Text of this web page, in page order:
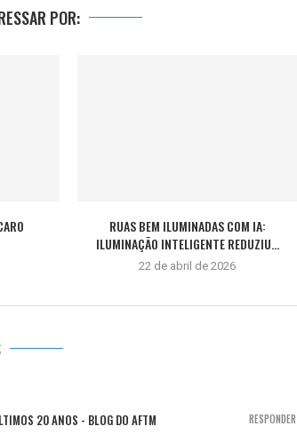
POR:
RUAS BEM ILUMINADAS COM IA:
ILUMINAÇÃO INTELIGENTE REDUZIU...
22 de abril de 2026
20 ANOS - BLOG DO AFTM RESPONDER